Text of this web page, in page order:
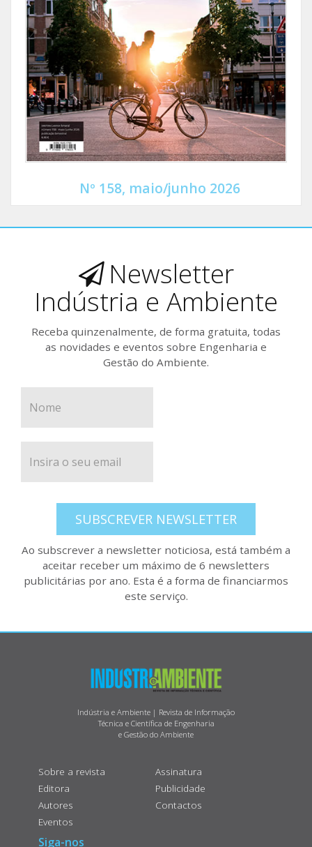
Nº 158, maio/junho 2026
Newsletter
Indústria e Ambiente
Receba quinzenalmente, de forma gratuita, todas
as novidades e eventos sobre Engenharia e
Gestão do Ambiente.
SUBSCREVER NEWSLETTER
Ao subscrever a newsletter noticiosa, está também a
aceitar receber um máximo de 6 newsletters
publicitárias por ano. Esta é a forma de financiarmos
este serviço.
Indústria e Ambiente | Revista de Informação
Técnica e Científica de Engenharia
e Gestão do Ambiente
Sobre a revista
Editora
Autores
Eventos
Assinatura
Publicidade
Contactos
Siga-nos